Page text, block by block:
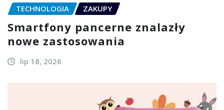
TECHNOLOGIA ZAKUPY
Smartfony pancerne znalazły
nowe zastosowania
lip 18, 2026